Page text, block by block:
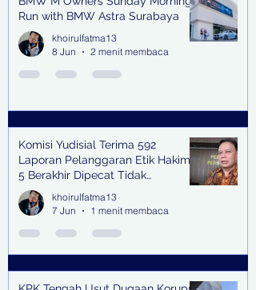
Run with BMW Astra Surabaya
khoirulfatma13
8 Jun
2 menit membaca
Komisi Yudisial Terima 592
Laporan Pelanggaran Etik Hakim,
5 Berakhir Dipecat Tidak
Terhormat
khoirulfatma13
7 Jun
1 menit membaca